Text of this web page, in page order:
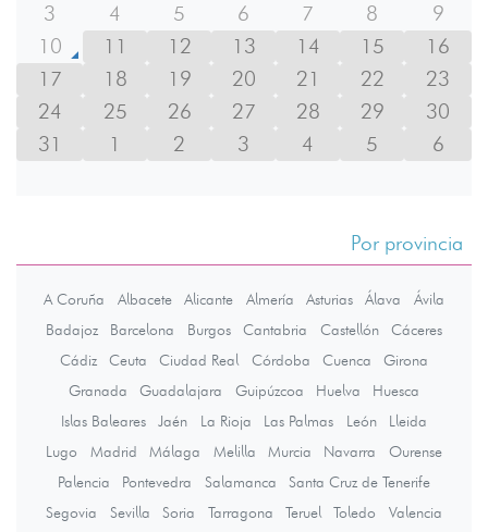
3
4 5 6 7 8
9
10
11 12 13 14 15
16
17
18 19 20 21 22
23
24
25 26 27 28 29
30
31
1 2 3 4 5 6
Por provincia
A Coruña Albacete Alicante Almería Asturias Álava
Ávila
Badajoz
Barcelona Burgos Cantabria Castellón
Cáceres
Cádiz
Ceuta Ciudad Real Córdoba Cuenca
Girona
Granada
Guadalajara Guipúzcoa Huelva
Huesca
Islas Baleares
Jaén La Rioja Las Palmas León
Lleida
Lugo
Madrid Málaga Melilla Murcia Navarra
Ourense
Palencia
Pontevedra Salamanca
Santa Cruz de Tenerife
Segovia
Sevilla Soria Tarragona Teruel Toledo
Valencia